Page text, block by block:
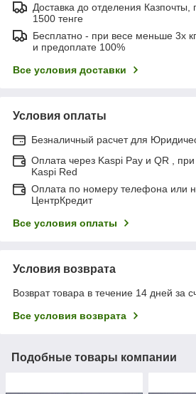
Доставка до отделения Казпочты,
1500 тенге
Бесплатно - при весе меньше 3х
и предоплате 100%
Все условия доставки
Условия оплаты
Безналичный расчет для
Оплата через Kaspi Pay и QR ,
Kaspi Red
Оплата по номеру телефона или
ЦентрКредит
Все условия оплаты
Условия возврата
Возврат товара в течение 14 дней за
Все условия возврата
Подобные товары компании